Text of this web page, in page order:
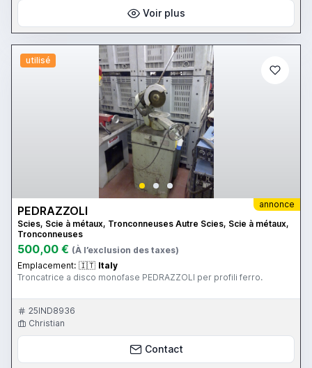
Voir plus
utilisé
annonce
PEDRAZZOLI
Scies, Scie à métaux, Tronconneuses Autre Scies, Scie à métaux,
Tronconneuses
500,00 € (À l’exclusion des taxes)
Emplacement: 🇮🇹 Italy
Troncatrice a disco monofase PEDRAZZOLI per profili ferro.
25IND8936
Christian
Contact